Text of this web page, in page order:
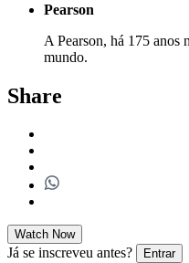
Pearson
A Pearson, há 175 anos
mundo.
Share
Watch Now
Já se inscreveu antes? Entrar